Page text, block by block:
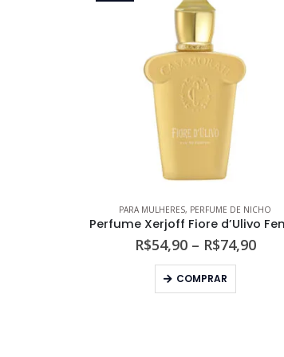
PARA MULHERES, PERFUME DE NICHO
R$54,90 – R$74,90Faixa
COMPRAR
Este produto tem várias variantes. As opções podem ser escolhidas na página do produto